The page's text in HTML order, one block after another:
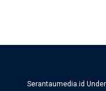
Serantaumedia.id